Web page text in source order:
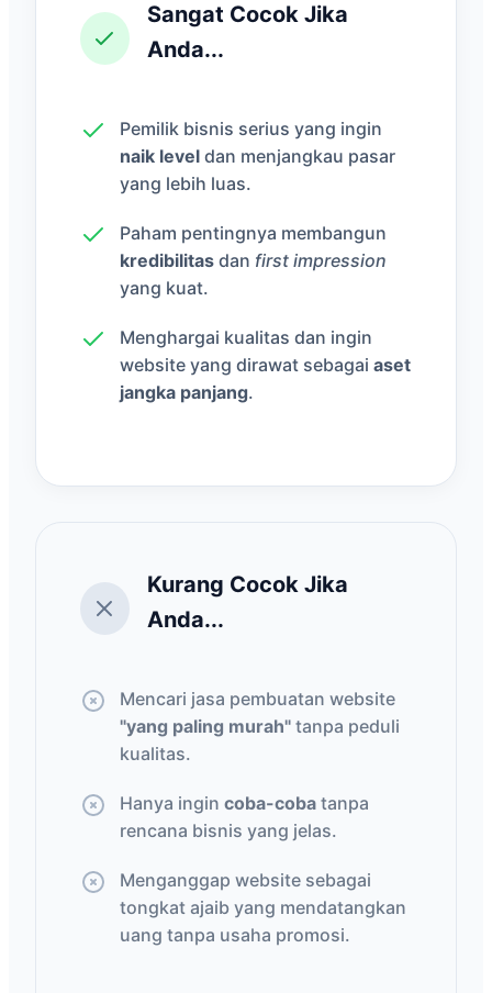
Sangat Cocok Jika
Anda...
Pemilik bisnis serius yang ingin
naik level dan menjangkau pasar
yang lebih luas.
Paham pentingnya membangun
kredibilitas dan first impression
yang kuat.
Menghargai kualitas dan ingin
website yang dirawat sebagai aset
jangka panjang.
Kurang Cocok Jika
Anda...
Mencari jasa pembuatan website
"yang paling murah" tanpa peduli
kualitas.
Hanya ingin coba-coba tanpa
rencana bisnis yang jelas.
Menganggap website sebagai
tongkat ajaib yang mendatangkan
uang tanpa usaha promosi.